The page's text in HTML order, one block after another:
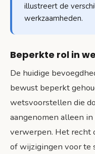
illustreert de
werkzaamheden.
Beperkte rol in
De huidige
bewust beperkt
wetsvoorstellen die
aangenomen alleen
verwerpen. Het recht
of wijzigingen voor te